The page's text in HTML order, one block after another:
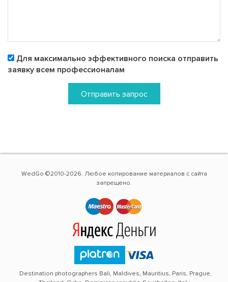
Для максимально эффективного поиска отправить
заявку всем профессионалам
Отправить запрос
WedGo ©2010-2026. Любое копирование материалов с сайта
запрещено.
Destination photographers Bali, Maldives, Mauritius, Paris, Prague,